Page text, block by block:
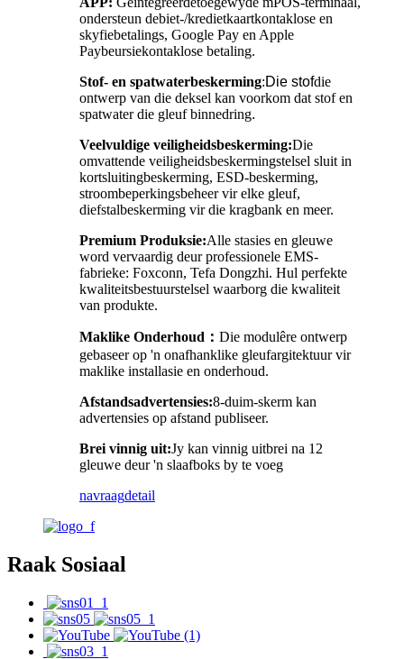
ondersteun debiet-/kredietkaartkontaklose en
skyfiebetalings, Google Pay en Apple
Paybeursiekontaklose betaling.
Stof- en spatwaterbeskerming:Die stofdie
ontwerp van die deksel kan voorkom dat stof en
spatwater die gleuf binnedring.
Veelvuldige veiligheidsbeskerming:Die
omvattende veiligheidsbeskermingstelsel sluit in
kortsluitingbeskerming, ESD-beskerming,
stroombeperkingsbeheer vir elke gleuf,
diefstalbeskerming vir die kragbank en meer.
Premium Produksie:Alle stasies en gleuwe
word vervaardig deur professionele EMS-
fabrieke: Foxconn, Tefa Dongzhi. Hul perfekte
kwaliteitsbestuurstelsel waarborg die kwaliteit
van produkte.
Maklike Onderhoud ： Die modulêre ontwerp
gebaseer op 'n onafhanklike gleufargitektuur vir
maklike installasie en onderhoud.
Afstandsadvertensies:8-duim-skerm kan
advertensies op afstand publiseer.
Brei vinnig uit:Jy kan vinnig uitbrei na 12
gleuwe deur 'n slaafboks by te voeg
navraagdetail
Raak Sosiaal